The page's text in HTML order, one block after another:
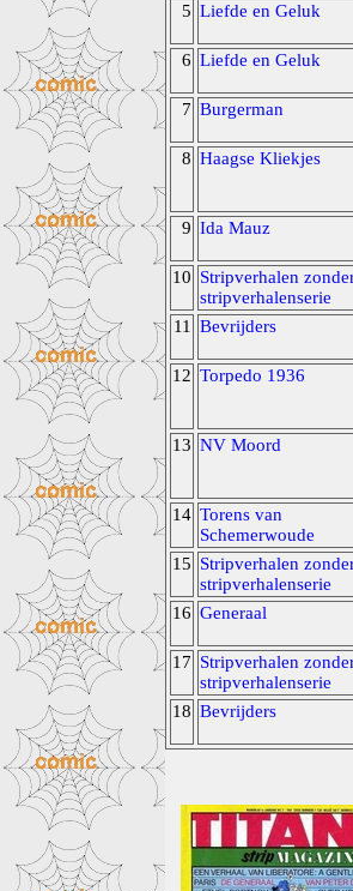
5 Liefde en Geluk
6 Liefde en Geluk
7 Burgerman
8 Haagse Kliekjes
9 Ida Mauz
10 Stripverhalen
stripverhalenserie
11 Bevrijders
12 Torpedo 1936
13 NV Moord
14 Torens van
Schemerwoude
15 Stripverhalen
stripverhalenserie
16 Generaal
17 Stripverhalen
stripverhalenserie
18 Bevrijders